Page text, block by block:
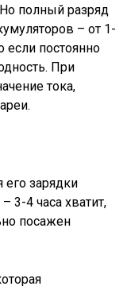
полный разряд
– от 1-
если постоянно
При
тока,
его зарядки
3-4 часа хватит,
посажен